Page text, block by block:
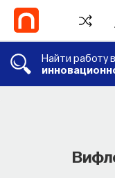
Найти работу в